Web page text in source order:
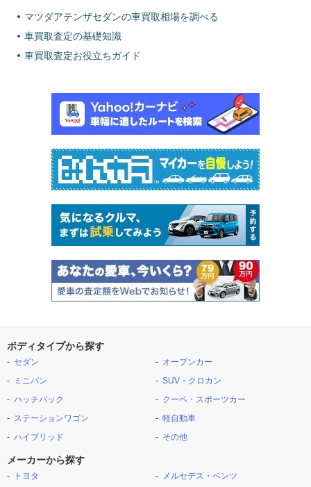
マツダアテンザセダンの車買取相場を調べる
車買取査定の基礎知識
車買取査定お役立ちガイド
ボディタイプから探す
セダン
ミニバン
ハッチバック
ステーションワゴン
ハイブリッド
オープンカー
SUV・クロカン
クーペ・スポーツカー
軽自動車
その他
メーカーから探す
トヨタ
メルセデス・ベンツ